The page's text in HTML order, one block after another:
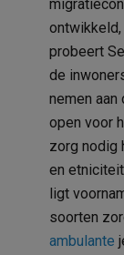
probeert
de
nemen
open voor
zorg nodig
en
ligt
soorten
ambulante